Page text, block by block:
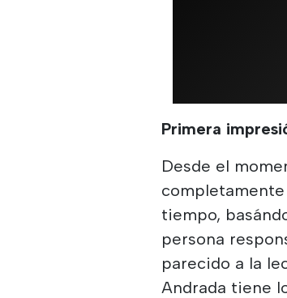
Primera
Desde el
completamente
tiempo,
persona
parecido a la
Andrada tiene